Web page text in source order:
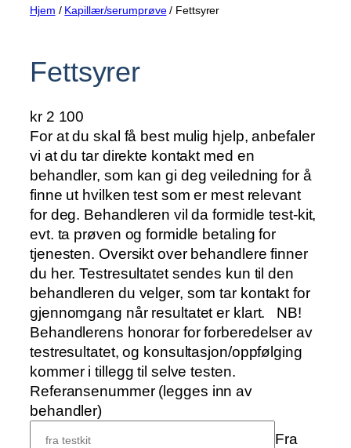
Hjem / Kapillær/serumprøve/ Fettsyrer
Fettsyrer
kr2 100
For at du skal få best mulig hjelp, anbefaler
vi at du tar direkte kontakt med en
behandler, som kan gi deg veiledning for å
finne ut hvilken test som er mest relevant
for deg. Behandleren vil da formidle test-kit,
evt. ta prøven og formidle betaling for
tjenesten. Oversikt over behandlere finner
du her. Testresultatet sendes kun til den
behandleren du velger, som tar kontakt for
gjennomgang når resultatet er klart. NB!
Behandlerens honorar for forberedelser av
testresultatet, og konsultasjon/oppfølging
kommer i tillegg til selve testen.
Referansenummer (legges inn av
behandler)
Fra